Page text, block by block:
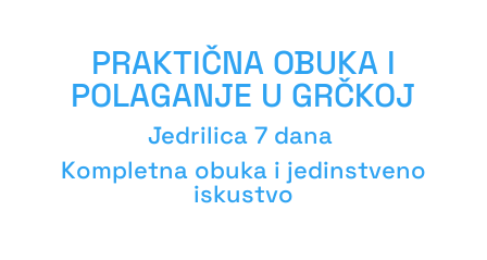
PRAKTIČNA OBUKA I
POLAGANJE U GRČKOJ
Jedrilica 7 dana
Kompletna obuka i jedinstveno
iskustvo